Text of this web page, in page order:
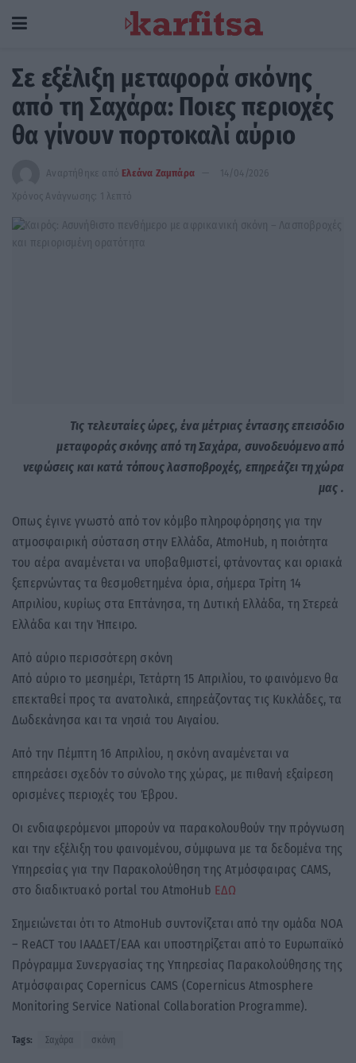
Σε εξέλιξη μεταφορά σκόνης
από τη Σαχάρα: Ποιες περιοχές
θα γίνουν πορτοκαλί αύριο
Αναρτήθηκε από Ελεάνα Ζαμπάρα
14/04/2026
Χρόνος Ανάγνωσης: 1 λεπτό
Τις τελευταίες ώρες, ένα μέτριας έντασης επεισόδιο
μεταφοράς σκόνης από τη Σαχάρα, συνοδευόμενο από
νεφώσεις και κατά τόπους λασποβροχές, επηρεάζει τη χώρα
μας .
Οπως έγινε γνωστό από τον κόμβο πληροφόρησης για την
ατμοσφαιρική σύσταση στην Ελλάδα, AtmoHub, η ποιότητα
του αέρα αναμένεται να υποβαθμιστεί, φτάνοντας και οριακά
ξεπερνώντας τα θεσμοθετημένα όρια, σήμερα Τρίτη 14
Απριλίου, κυρίως στα Επτάνησα, τη Δυτική Ελλάδα, τη Στερεά
Ελλάδα και την Ήπειρο.
Από αύριο περισσότερη σκόνη
Από αύριο το μεσημέρι, Τετάρτη 15 Απριλίου, το φαινόμενο θα
επεκταθεί προς τα ανατολικά, επηρεάζοντας τις Κυκλάδες, τα
Δωδεκάνησα και τα νησιά του Αιγαίου.
Από την Πέμπτη 16 Απριλίου, η σκόνη αναμένεται να
επηρεάσει σχεδόν το σύνολο της χώρας, με πιθανή εξαίρεση
ορισμένες περιοχές του Έβρου.
Οι ενδιαφερόμενοι μπορούν να παρακολουθούν την πρόγνωση
και την εξέλιξη του φαινομένου, σύμφωνα με τα δεδομένα της
Υπηρεσίας για την Παρακολούθηση της Ατμόσφαιρας CAMS,
στο διαδικτυακό portal του AtmoHub ΕΔΩ
Σημειώνεται ότι το AtmoHub συντονίζεται από την ομάδα NOA
– ReACT του ΙΑΑΔΕΤ/ΕΑΑ και υποστηρίζεται από το Ευρωπαϊκό
Πρόγραμμα Συνεργασίας της Υπηρεσίας Παρακολούθησης της
Ατμόσφαιρας Copernicus CAMS (Copernicus Atmosphere
Monitoring Service National Collaboration Programme).
Tags: Σαχάρα σκόνη